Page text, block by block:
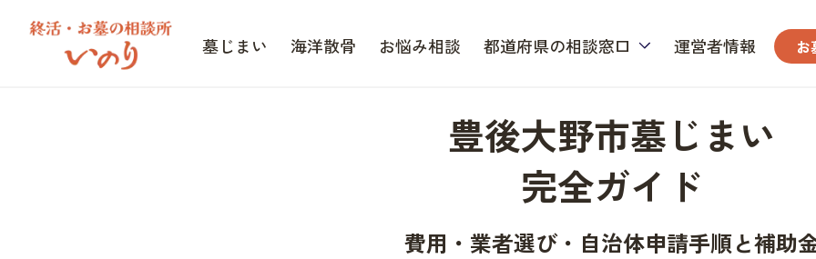
墓じまい 海洋散骨 お悩み相談 都道府県の相談窓口 運営者情報 お
豊後大野市墓じまい
完全ガイド
費用・業者選び・自治体申請手順と補助